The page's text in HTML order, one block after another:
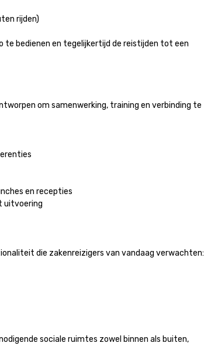
rijden)
te bedienen en tegelijkertijd de reistijden tot een
om samenwerking, training en verbinding te
en recepties
uitvoering
die zakenreizigers van vandaag verwachten:
sociale ruimtes zowel binnen als buiten,